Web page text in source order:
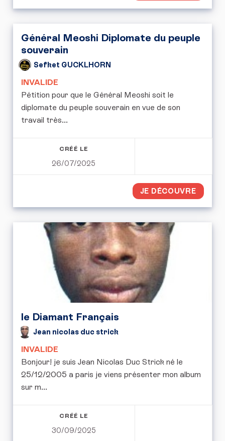
Général Meoshi Diplomate du peuple
souverain
Sefket GUCKLHORN
INVALIDE
Pétition pour que le Général Meoshi soit le
diplomate du peuple souverain en vue de son
travail très...
CRÉÉ LE
26/07/2025
JE DÉCOUVRE
le Diamant Français
Jean nicolas duc strick
INVALIDE
Bonjour! je suis Jean Nicolas Duc Strick né le
25/12/2005 a paris je viens présenter mon album
sur m...
CRÉÉ LE
30/09/2025